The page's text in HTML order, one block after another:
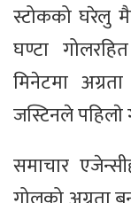
स्टोकको घरेलु
घण्टा
मिनेटमा
जस्टिनले
समाचार